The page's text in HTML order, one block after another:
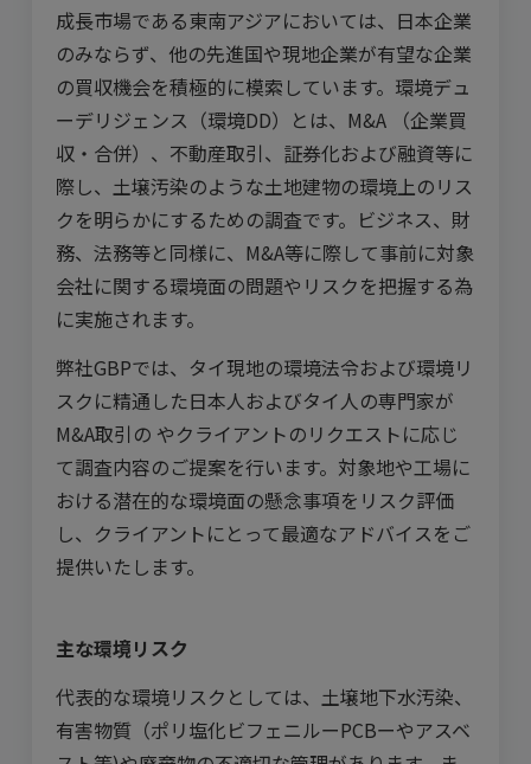
成長市場である東南アジアにおいては、日本企業
のみならず、他の先進国や現地企業が有望な企業
の買収機会を積極的に模索しています。環境デュ
ーデリジェンス（環境DD）とは、M&A （企業買
収・合併）、不動産取引、証券化および融資等に
際し、土壌汚染のような土地建物の環境上のリス
クを明らかにするための調査です。ビジネス、財
務、法務等と同様に、M&A等に際して事前に対象
会社に関する環境面の問題やリスクを把握する為
に実施されます。
弊社GBPでは、タイ現地の環境法令および環境リ
スクに精通した日本人およびタイ人の専門家が
M&A取引の やクライアントのリクエストに応じ
て調査内容のご提案を行います。対象地や工場に
おける潜在的な環境面の懸念事項をリスク評価
し、クライアントにとって最適なアドバイスをご
提供いたします。
主な環境リスク
代表的な環境リスクとしては、土壌地下水汚染、
有害物質（ポリ塩化ビフェニルーPCBーやアスベ